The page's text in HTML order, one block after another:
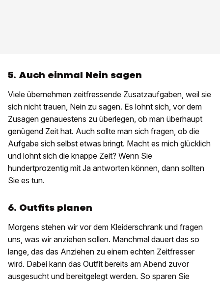
5. Auch einmal Nein sagen
Viele übernehmen zeitfressende Zusatzaufgaben, weil sie
sich nicht trauen, Nein zu sagen. Es lohnt sich, vor dem
Zusagen genauestens zu überlegen, ob man überhaupt
genügend Zeit hat. Auch sollte man sich fragen, ob die
Aufgabe sich selbst etwas bringt. Macht es mich glücklich
und lohnt sich die knappe Zeit? Wenn Sie
hundertprozentig mit Ja antworten können, dann sollten
Sie es tun.
6. Outfits planen
Morgens stehen wir vor dem Kleiderschrank und fragen
uns, was wir anziehen sollen. Manchmal dauert das so
lange, das das Anziehen zu einem echten Zeitfresser
wird. Dabei kann das Outfit bereits am Abend zuvor
ausgesucht und bereitgelegt werden. So sparen Sie